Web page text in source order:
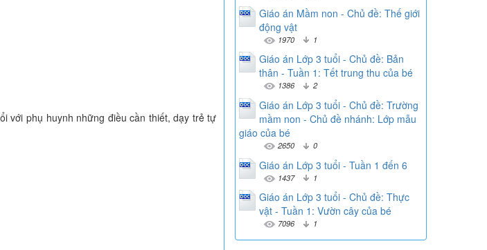
với phụ huynh những điều cần thiết, dạy trẻ tự
Giáo án Mầm non - Chủ đề: Thế giới
động vật
1970 1
Giáo án Lớp 3 tuổi - Chủ đề: Bản
thân - Tuần 1: Tết trung thu của bé
1386 2
Giáo án Lớp 3 tuổi - Chủ đề: Trường
mầm non - Chủ đề nhánh: Lớp mẫu
giáo của bé
2650 0
Giáo án Lớp 3 tuổi - Tuần 1 đến 6
1437 1
Giáo án Lớp 3 tuổi - Chủ đề: Thực
vật - Tuần 1: Vườn cây của bé
7096 1